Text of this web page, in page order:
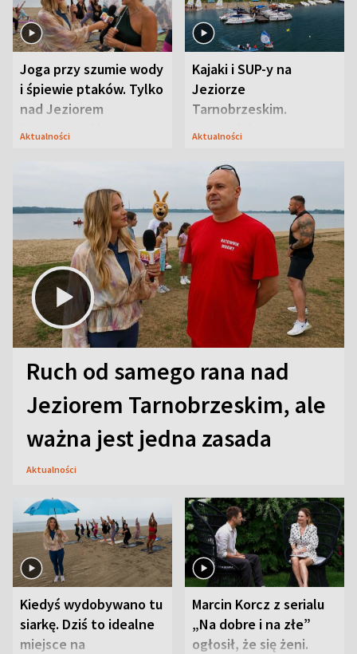
Joga przy szumie wody
i śpiewie ptaków. Tylko
nad Jeziorem
Tarnobrzeskim
Aktualności
Kajaki i SUP-y na
Jeziorze
Tarnobrzeskim.
Przyrodnicy zwracają
Aktualności
Ruch od samego rana nad
Jeziorem Tarnobrzeskim, ale
ważna jest jedna zasada
Aktualności
Kiedyś wydobywano tu
siarkę. Dziś to idealne
miejsce na
Marcin Korcz z serialu
„Na dobre i na złe”
ogłosił, że się żeni.